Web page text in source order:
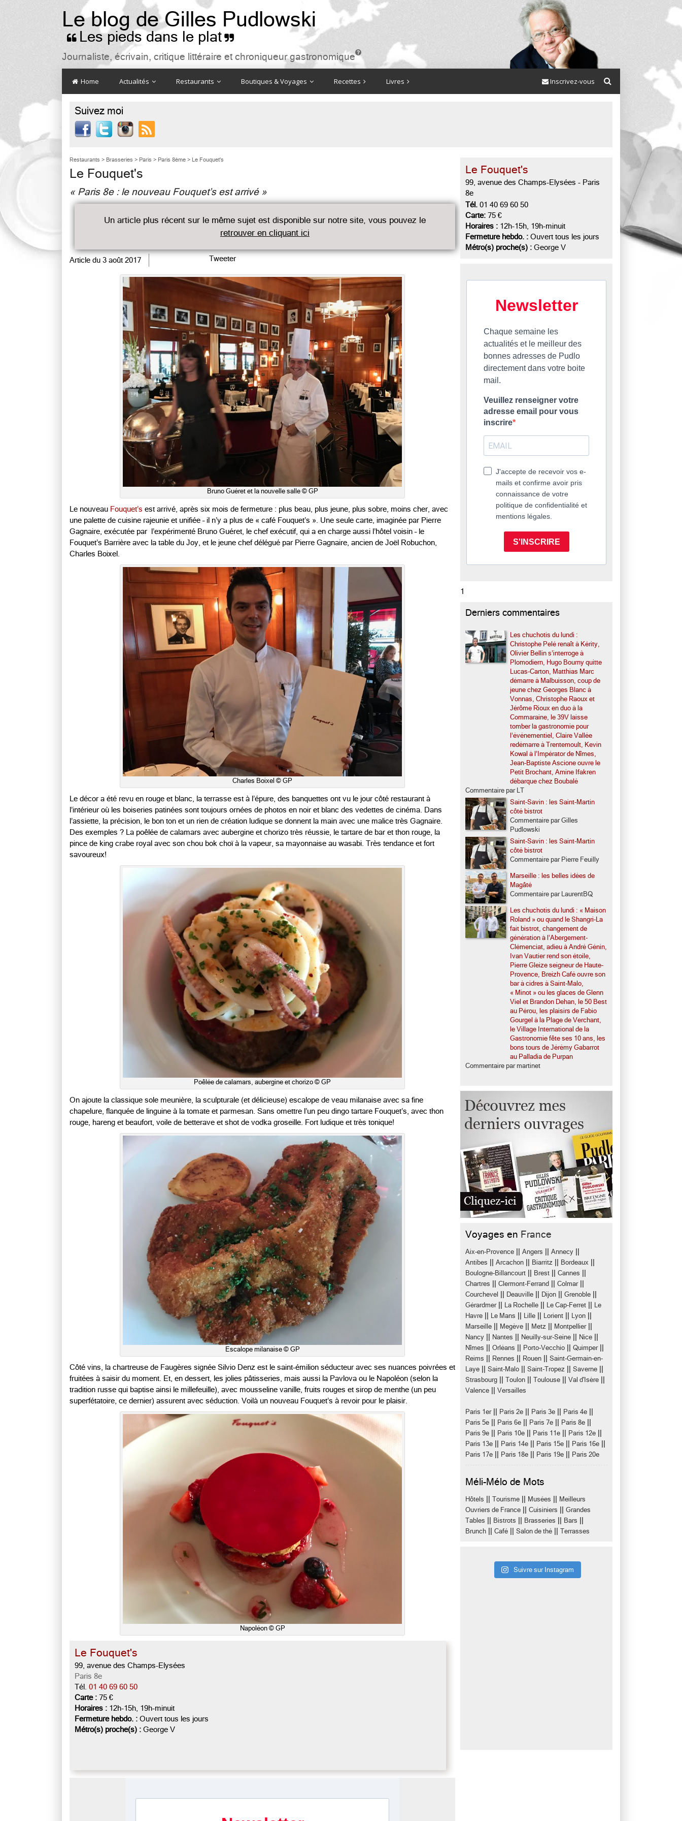
Le blog de Gilles Pudlowski
 Les pieds dans le plat 
Journaliste, écrivain, critique littéraire et chroniqueur gastronomique

Home Actualités Restaurants Boutiques & Voyages Recettes Livres Inscrivez-vous
Suivez moi

Restaurants > Brasseries > Paris > Paris 8ème > Le Fouquet's
Le Fouquet's
« Paris 8e : le nouveau Fouquet’s est arrivé »
Un article plus récent sur le même sujet est disponible sur notre site, vous pouvez le
retrouver en cliquant ici
Article du 3 août 2017 Tweeter
Bruno Guéret et la nouvelle salle © GP
Le nouveau Fouquet’s est arrivé, après six mois de fermeture : plus beau, plus jeune, plus sobre, moins cher, avec
une palette de cuisine rajeunie et unifiée – il n’y a plus de « café Fouquet’s ». Une seule carte, imaginée par Pierre
Gagnaire, exécutée par l’expérimenté Bruno Guéret, le chef exécutif, qui a en charge aussi l’hôtel voisin – le
Fouquet’s Barrière avec la table du Joy, et le jeune chef délégué par Pierre Gagnaire, ancien de Joël Robuchon,
Charles Boixel.
Charles Boixel © GP
Le décor a été revu en rouge et blanc, la terrasse est à l’épure, des banquettes ont vu le jour côté restaurant à
l’intérieur où les boiseries patinées sont toujours ornées de photos en noir et blanc des vedettes de cinéma. Dans
l’assiette, la précision, le bon ton et un rien de création ludique se donnent la main avec une malice très Gagnaire.
Des exemples ? La poêlée de calamars avec aubergine et chorizo très réussie, le tartare de bar et thon rouge, la
pince de king crabe royal avec son chou bok choï à la vapeur, sa mayonnaise au wasabi. Très tendance et fort
savoureux!
Poêlée de calamars, aubergine et chorizo © GP
On ajoute la classique sole meunière, la sculpturale (et délicieuse) escalope de veau milanaise avec sa fine
chapelure, flanquée de linguine à la tomate et parmesan. Sans omettre l’un peu dingo tartare Fouquet’s, avec thon
rouge, hareng et beaufort, voile de betterave et shot de vodka groseille. Fort ludique et très tonique!
Escalope milanaise © GP
Côté vins, la chartreuse de Faugères signée Silvio Denz est le saint-émilion séducteur avec ses nuances poivrées et
fruitées à saisir du moment. Et, en dessert, les jolies pâtisseries, mais aussi la Pavlova ou le Napoléon (selon la
tradition russe qui baptise ainsi le millefeuille), avec mousseline vanille, fruits rouges et sirop de menthe (un peu
superfétatoire, ce dernier) assurent avec séduction. Voilà un nouveau Fouquet’s à revoir pour le plaisir.
Napoléon © GP
Le Fouquet's
99, avenue des Champs-Elysées
Paris 8e
Tél. 01 40 69 60 50
Carte : 75 €
Horaires : 12h-15h, 19h-minuit
Fermeture hebdo. : Ouvert tous les jours
Métro(s) proche(s) : George V
Le Fouquet's
99, avenue des Champs-Elysées - Paris
8e
Tél. 01 40 69 60 50
Carte: 75 €
Horaires : 12h-15h, 19h-minuit
Fermeture hebdo. : Ouvert tous les jours
Métro(s) proche(s) : George V
Newsletter
Chaque semaine les
actualités et le meilleur des
bonnes adresses de Pudlo
directement dans votre boite
mail.
Veuillez renseigner votre
adresse email pour vous
inscrire
J'accepte de recevoir vos e-
mails et confirme avoir pris
connaissance de votre
politique de confidentialité et
mentions légales.
S'INSCRIRE
1
Derniers commentaires
Les chuchotis du lundi :
Christophe Pelé renaît à Kérity,
Olivier Bellin s’interroge à
Plomodiern, Hugo Bourny quitte
Lucas-Carton, Matthias Marc
démarre à Malbuisson, coup de
jeune chez Georges Blanc à
Vonnas, Christophe Raoux et
Jérôme Rioux en duo à la
Commaraine, le 39V laisse
tomber la gastronomie pour
l’événementiel, Claire Vallée
redémarre à Trentemoult, Kevin
Kowal à l’Impérator de Nîmes,
Jean-Baptiste Ascione ouvre le
Petit Brochant, Amine Ifakren
débarque chez Boubalé
Commentaire par LT
Saint-Savin : les Saint-Martin
côté bistrot
Commentaire par Gilles
Pudlowski
Saint-Savin : les Saint-Martin
côté bistrot
Commentaire par Pierre Feuilly
Marseille : les belles idées de
Magâté
Commentaire par LaurentBQ
Les chuchotis du lundi : « Maison
Roland » ou quand le Shangri-La
fait bistrot, changement de
génération à l’Abergement-
Clémenciat, adieu à André Génin,
Ivan Vautier rend son étoile,
Pierre Gleize seigneur de Haute-
Provence, Breizh Café ouvre son
bar à cidres à Saint-Malo,
« Minot » ou les glaces de Glenn
Viel et Brandon Dehan, le 50 Best
au Pérou, les plaisirs de Fabio
Gourgel à la Plage de Verchant,
le Village International de la
Gastronomie fête ses 10 ans, les
bons tours de Jérémy Gabarrot
au Palladia de Purpan
Commentaire par martinet
Voyages en France
Aix-en-Provence Angers Annecy
Antibes Arcachon Biarritz Bordeaux
Boulogne-Billancourt Brest Cannes
Chartres Clermont-Ferrand Colmar||
Courchevel Deauville Dijon Grenoble
Gérardmer|| La Rochelle Le Cap-Ferret
Le
Havre
Le Mans Lille Lorient Lyon
Marseille Megève Metz Montpellier||
Nancy Nantes Neuilly-sur-Seine Nice
Nîmes Orléans Porto-Vecchio Quimper||
Reims Rennes Rouen
Saint-Germain-en-
Laye
Saint-Malo Saint-Tropez Saverne
Strasbourg Toulon Toulouse Val d'Isère
Valence Versailles
Paris 1er|| Paris 2e Paris 3e Paris 4e
Paris 5e Paris 6e Paris 7e Paris 8e
Paris 9e Paris 10e Paris 11e Paris 12e
Paris 13e Paris 14e Paris 15e Paris 16e
Paris 17e Paris 18e Paris 19e Paris 20e
Méli-Mélo de Mots
Hôtels Tourisme Musées
Meilleurs
Ouvriers de France
Cuisiniers
Grandes
Tables
Bistrots Brasseries Bars
Brunch Café Salon de thé Terrasses
Suivre sur Instagram